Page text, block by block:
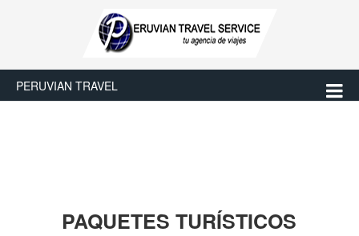
PERUVIAN TRAVEL
PAQUETES TURÍSTICOS